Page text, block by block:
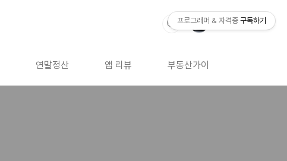
연말정산 앱 리뷰 부동산가이드
프로그래머 & 자격증 구독하기